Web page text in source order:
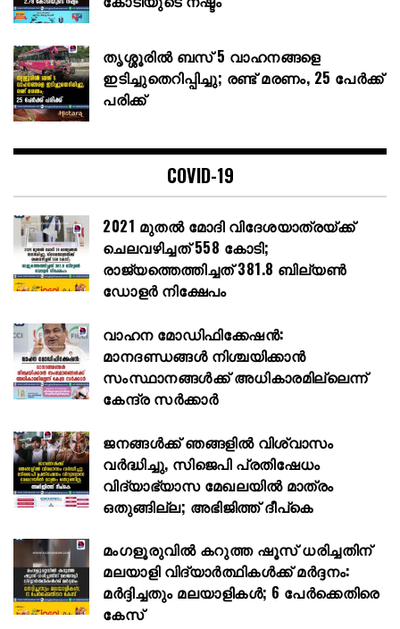
തൃശ്ശൂരിൽ ബസ് 5 വാഹനങ്ങളെ
ഇടിച്ചുതെറിപ്പിച്ചു; രണ്ട് മരണം, 25 പേർക്ക്
പരിക്ക്
COVID-19
2021 മുതൽ മോദി വിദേശയാത്രയ്ക്ക്
ചെലവഴിച്ചത് 558 കോടി;
രാജ്യത്തെത്തിച്ചത് 381.8 ബില്യൺ
ഡോളർ നിക്ഷേപം
വാഹന മോഡിഫിക്കേഷൻ:
മാനദണ്ഡങ്ങൾ നിശ്ചയിക്കാൻ
സംസ്ഥാനങ്ങൾക്ക് അധികാരമില്ലെന്ന്
കേന്ദ്ര സർക്കാർ
ജനങ്ങൾക്ക് ഞങ്ങളിൽ വിശ്വാസം
വർദ്ധിച്ചു, സിജെപി പ്രതിഷേധം
വിദ്യാഭ്യാസ മേഖലയിൽ മാത്രം
ഒതുങ്ങില്ല; അഭിജിത്ത് ദീപ്കെ
മംഗളൂരുവിൽ കറുത്ത ഷൂസ് ധരിച്ചതിന്
മലയാളി വിദ്യാർത്ഥികൾക്ക് മർദ്ദനം:
മർദ്ദിച്ചതും മലയാളികൾ; 6 പേർക്കെതിരെ
കേസ്